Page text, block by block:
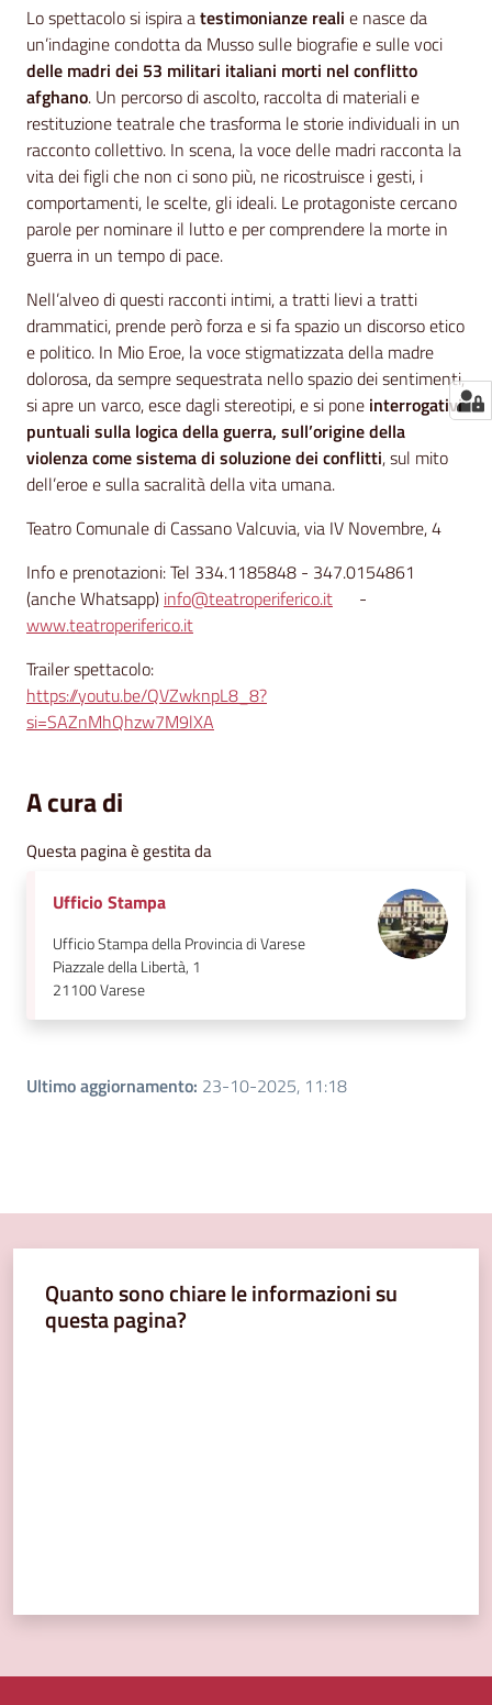
Lo spettacolo si ispira atestimonianze reali e nasce da
un’indagine condotta da Musso sulle biografie e sulle voci
delle madri dei 53 militari italiani morti nel conflitto
afghano. Un percorso di ascolto, raccolta di materiali e
restituzione teatrale che trasforma le storie individuali in un
racconto collettivo. In scena, la voce delle madri racconta la
vita dei figli che non ci sono più, ne ricostruisce i gesti, i
comportamenti, le scelte, gli ideali. Le protagoniste cercano
parole per nominare il lutto e per comprendere la morte in
guerra in un tempo di pace.
Nell’alveo di questi racconti intimi, a tratti lievi a tratti
drammatici, prende però forza e si fa spazio un discorso etico
e politico. In Mio Eroe, la voce stigmatizzata della madre
dolorosa, da sempre sequestrata nello spazio dei sentimenti,
si apre un varco, esce dagli stereotipi, e si pone interrogativi
puntuali sulla logica della guerra, sull’origine della
violenza come sistema di soluzione dei conflitti, sul mito
dell’eroe e sulla sacralità della vita umana.
Teatro Comunale di Cassano Valcuvia, via IV Novembre, 4
Info e prenotazioni: Tel 334.1185848 - 347.0154861
(anche Whatsapp) info@teatroperiferico.it
-
www.teatroperiferico.it
Trailer spettacolo:
https://youtu.be/QVZwknpL8_8?
si=SAZnMhQhzw7M9lXA
A cura di
Questa pagina è gestita da
Ufficio Stampa
Ufficio Stampa della Provincia di Varese
Piazzale della Libertà, 1
21100Varese
Ultimo aggiornamento: 23-10-2025, 11:18
Quanto sono chiare le informazioni su
questa pagina?